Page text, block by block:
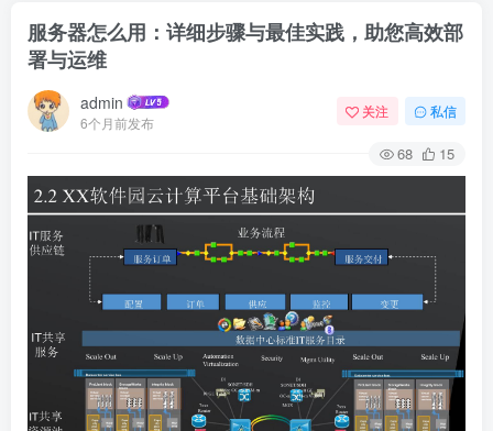
服务器怎么用：详细步骤与最佳实践，助您高效部
署与运维
admin
6个月前发布
关注 私信
68 15